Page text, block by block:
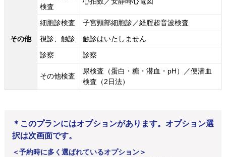
その他
検査
細胞診検査
子宮頸部細胞診／経腟超音波検査
視診、触診
触診はいたしません
診察
診察
その他検査
尿検査（蛋白・糖・潜血・pH）／便潜血
検査（2日法）
＊このプランにはオプションがあります。オプション選
択は次画面です。
＜予約時に多く選ばれているオプション＞